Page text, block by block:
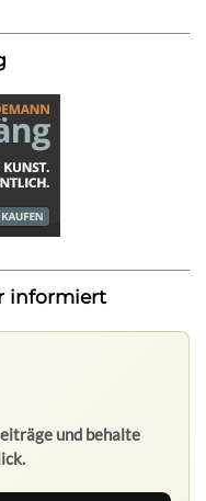
informiert
und behalte